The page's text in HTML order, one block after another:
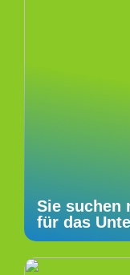
Sie suchen
für das